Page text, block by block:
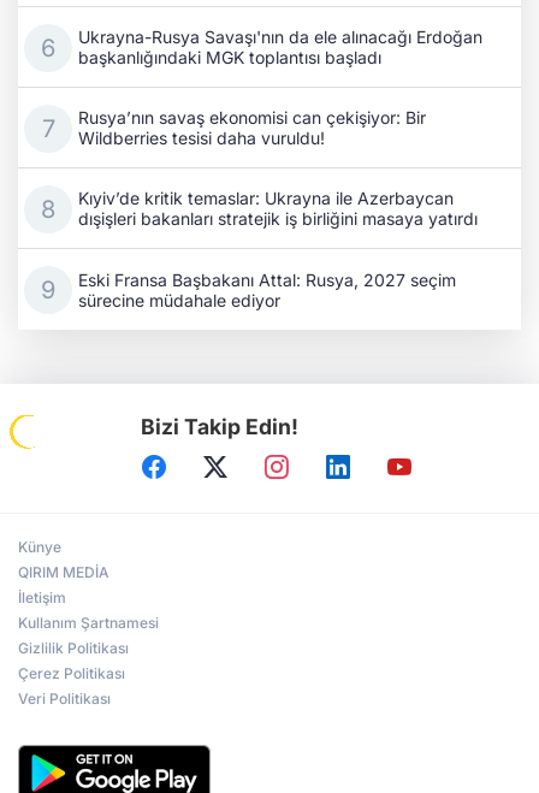
Ukrayna-Rusya Savaşı'nın da ele alınacağı Erdoğan
başkanlığındaki MGK toplantısı başladı
Rusya’nın savaş ekonomisi can çekişiyor: Bir
Wildberries tesisi daha vuruldu!
Kıyiv’de kritik temaslar: Ukrayna ile Azerbaycan
dışişleri bakanları stratejik iş birliğini masaya yatırdı
Eski Fransa Başbakanı Attal: Rusya, 2027 seçim
sürecine müdahale ediyor
Bizi Takip Edin!
Künye
QIRIM MEDİA
İletişim
Kullanım Şartnamesi
Gizlilik Politikası
Çerez Politikası
Veri Politikası